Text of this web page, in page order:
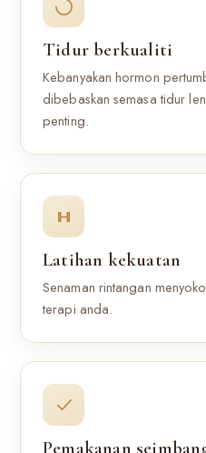
Tidur berkualiti
Kebanyakan hormon
dibebaskan semasa tidur
penting.
Latihan kekuatan
Senaman rintangan
terapi anda.
Pemakanan